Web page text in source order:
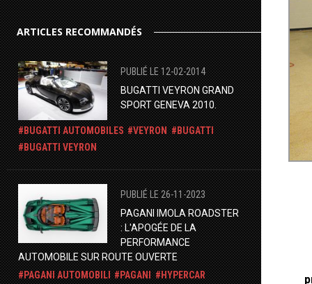
ARTICLES RECOMMANDÉS
PUBLIÉ LE 12-02-2014
BUGATTI VEYRON GRAND
SPORT GENEVA 2010.
BUGATTI AUTOMOBILES VEYRON
BUGATTI
BUGATTI VEYRON
PUBLIÉ LE 26-11-2023
PAGANI IMOLA ROADSTER
: L'APOGÉE DE LA
PERFORMANCE
AUTOMOBILE SUR ROUTE OUVERTE
PAGANI AUTOMOBILI
PAGANI
HYPERCAR